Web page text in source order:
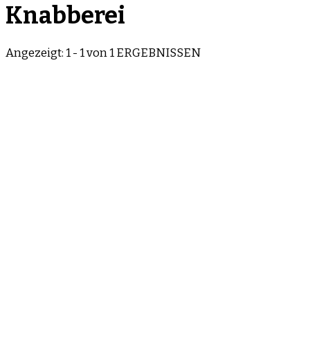
Knabberei
Angezeigt: 1 - 1 von 1 ERGEBNISSEN